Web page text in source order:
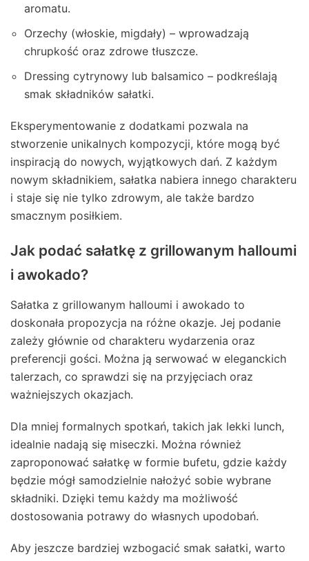
aromatu.
Orzechy (włoskie, migdały) – wprowadzają
chrupkość oraz zdrowe tłuszcze.
Dressing cytrynowy lub balsamico – podkreślają
smak składników sałatki.
Eksperymentowanie z dodatkami pozwala na
stworzenie unikalnych kompozycji, które mogą być
inspiracją do nowych, wyjątkowych dań. Z każdym
nowym składnikiem, sałatka nabiera innego charakteru
i staje się nie tylko zdrowym, ale także bardzo
smacznym posiłkiem.
Jak podać sałatkę z grillowanym halloumi
i awokado?
Sałatka z grillowanym halloumi i awokado to
doskonała propozycja na różne okazje. Jej podanie
zależy głównie od charakteru wydarzenia oraz
preferencji gości. Można ją serwować w eleganckich
talerzach, co sprawdzi się na przyjęciach oraz
ważniejszych okazjach.
Dla mniej formalnych spotkań, takich jak lekki lunch,
idealnie nadają się miseczki. Można również
zaproponować sałatkę w formie bufetu, gdzie każdy
będzie mógł samodzielnie nałożyć sobie wybrane
składniki. Dzięki temu każdy ma możliwość
dostosowania potrawy do własnych upodobań.
Aby jeszcze bardziej wzbogacić smak sałatki, warto